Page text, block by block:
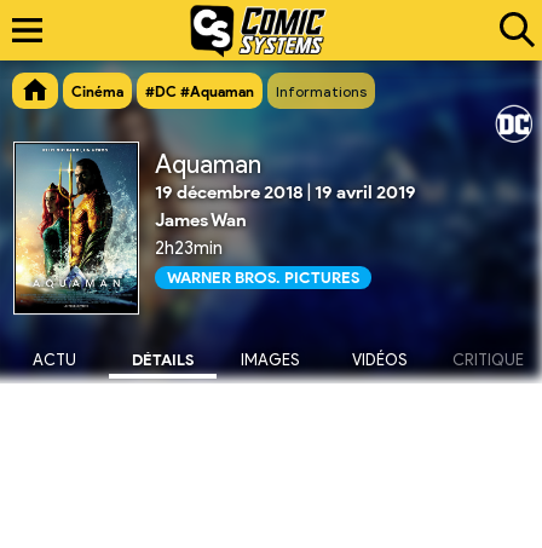
Cinéma #DC #Aquaman Informations
Aquaman
19 décembre 2018| 19 avril 2019
James Wan
2h23min
WARNER BROS. PICTURES
ACTU DÉTAILS IMAGES VIDÉOS CRITIQUE